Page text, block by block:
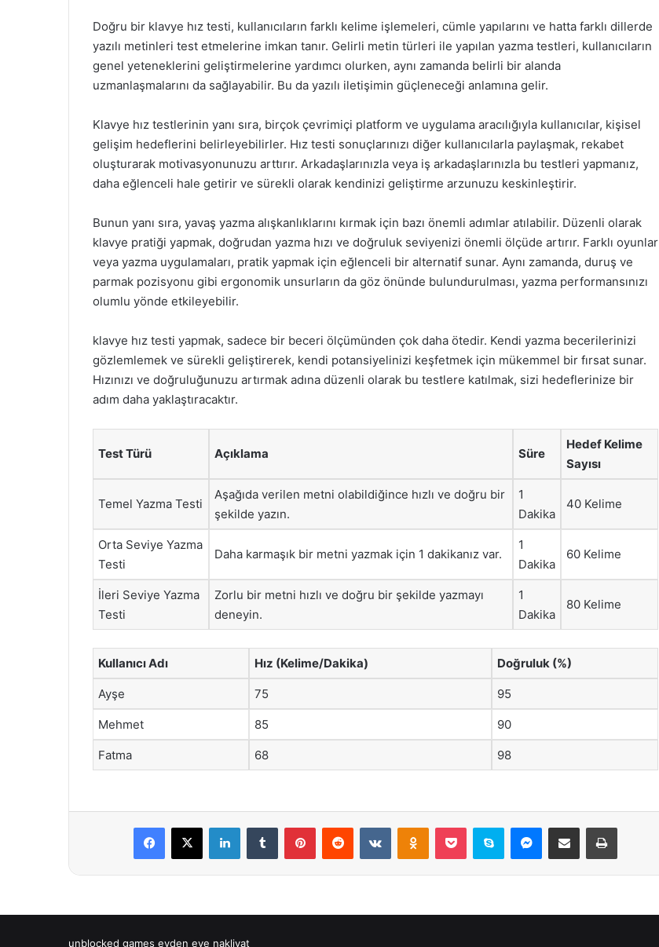
Doğru bir klavye hız testi, kullanıcıların farklı kelime işlemeleri, cümle yapılarını ve hatta farklı dillerde
yazılı metinleri test etmelerine imkan tanır. Gelirli metin türleri ile yapılan yazma testleri, kullanıcıların
genel yeteneklerini geliştirmelerine yardımcı olurken, aynı zamanda belirli bir alanda
uzmanlaşmalarını da sağlayabilir. Bu da yazılı iletişimin güçleneceği anlamına gelir.
Klavye hız testlerinin yanı sıra, birçok çevrimiçi platform ve uygulama aracılığıyla kullanıcılar, kişisel
gelişim hedeflerini belirleyebilirler. Hız testi sonuçlarınızı diğer kullanıcılarla paylaşmak, rekabet
oluşturarak motivasyonunuzu arttırır. Arkadaşlarınızla veya iş arkadaşlarınızla bu testleri yapmanız,
daha eğlenceli hale getirir ve sürekli olarak kendinizi geliştirme arzunuzu keskinleştirir.
Bunun yanı sıra, yavaş yazma alışkanlıklarını kırmak için bazı önemli adımlar atılabilir. Düzenli olarak
klavye pratiği yapmak, doğrudan yazma hızı ve doğruluk seviyenizi önemli ölçüde artırır. Farklı oyunlar
veya yazma uygulamaları, pratik yapmak için eğlenceli bir alternatif sunar. Aynı zamanda, duruş ve
parmak pozisyonu gibi ergonomik unsurların da göz önünde bulundurulması, yazma performansınızı
olumlu yönde etkileyebilir.
klavye hız testi yapmak, sadece bir beceri ölçümünden çok daha ötedir. Kendi yazma becerilerinizi
gözlemlemek ve sürekli geliştirerek, kendi potansiyelinizi keşfetmek için mükemmel bir fırsat sunar.
Hızınızı ve doğruluğunuzu artırmak adına düzenli olarak bu testlere katılmak, sizi hedeflerinize bir
adım daha yaklaştıracaktır.
Test Türü Açıklama Süre
Hedef Kelime
Sayısı
Temel Yazma Testi
Aşağıda verilen metni olabildiğince hızlı ve doğru bir
şekilde yazın.
1
Dakika
40 Kelime
Orta Seviye Yazma
Testi
Daha karmaşık bir metni yazmak için 1 dakikanız var.
1
Dakika
60 Kelime
İleri Seviye Yazma
Testi
Zorlu bir metni hızlı ve doğru bir şekilde yazmayı
deneyin.
1
Dakika
80 Kelime
Kullanıcı Adı Hız (Kelime/Dakika) Doğruluk (%)
Ayşe 75 95
Mehmet 85 90
Fatma 68 98
Facebook
X LinkedInTumblr PinterestReddit VKontakteOdnoklassniki
Pocket Skype Messenger
E-Posta ile paylaş Yazdır
unblocked games evden eve nakliyat